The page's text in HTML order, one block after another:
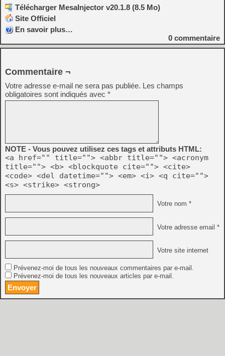
Télécharger MesaInjector v20.1.8 (8.5 Mo)
Site Officiel
En savoir plus…
0 commentaire
Commentaire ¬
Votre adresse e-mail ne sera pas publiée. Les champs
obligatoires sont indiqués avec *
NOTE - Vous pouvez utilisez ces tags et attributs HTML:
<a href="" title=""> <abbr title=""> <acronym
title=""> <b> <blockquote cite=""> <cite>
<code> <del datetime=""> <em> <i> <q cite="">
<s> <strike> <strong>
Votre nom *
Votre adresse email *
Votre site internet
Prévenez-moi de tous les nouveaux commentaires par e-mail.
Prévenez-moi de tous les nouveaux articles par e-mail.